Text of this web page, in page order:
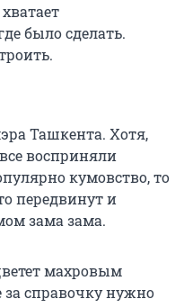
было сделать.
Ташкента. Хотя,
восприняли
кумовство, то
передвинут и
зама зама.
махровым
справочку нужно